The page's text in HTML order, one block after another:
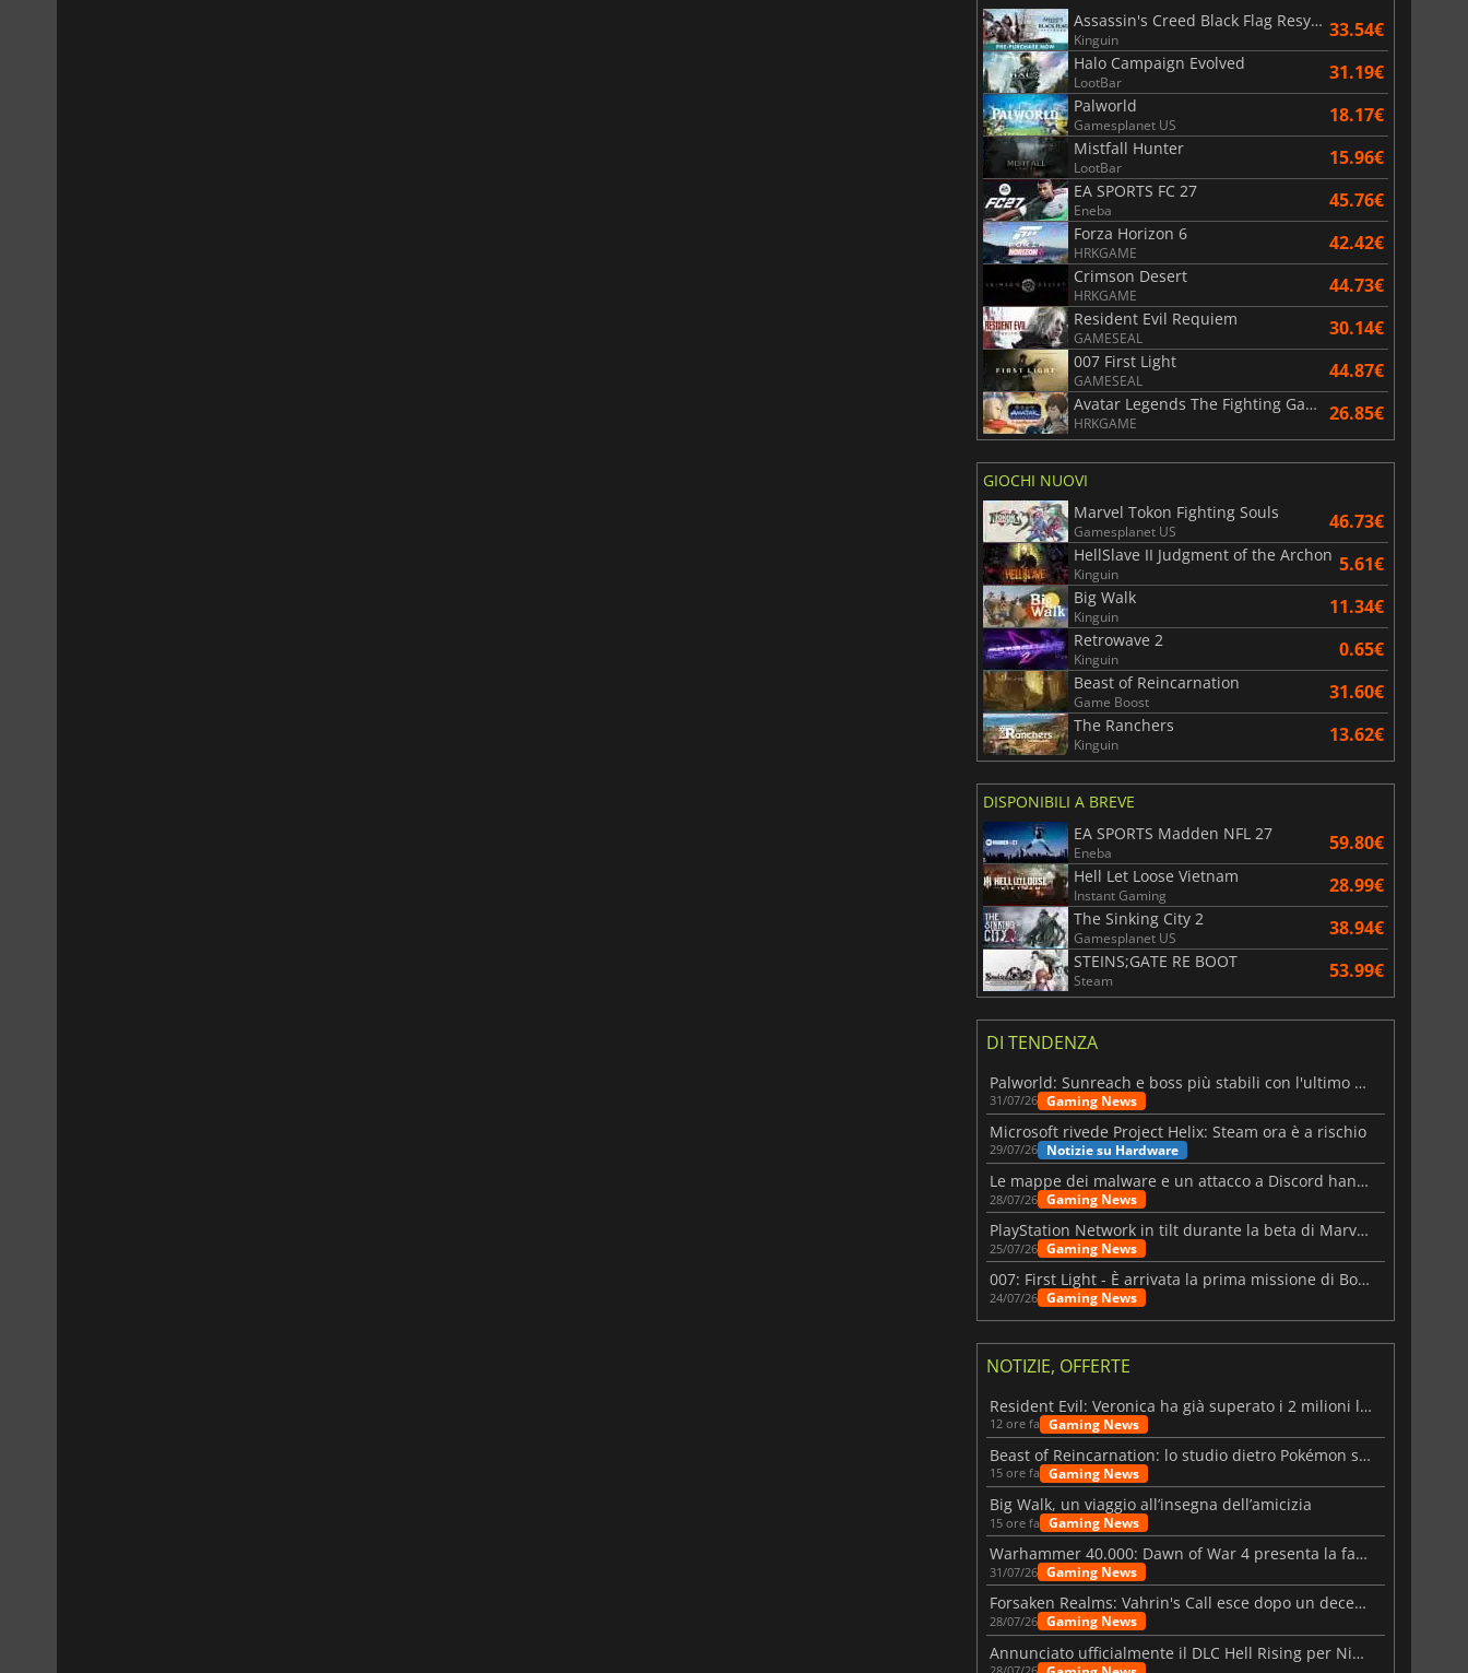
Assassin's Creed Black Flag Resynced
Kinguin 33.54€
Halo Campaign Evolved
LootBar 31.19€
Palworld
Gamesplanet US 18.17€
Mistfall Hunter
LootBar 15.96€
EA SPORTS FC 27
Eneba 45.76€
Forza Horizon 6
HRKGAME 42.42€
Crimson Desert
HRKGAME 44.73€
Resident Evil Requiem
GAMESEAL 30.14€
007 First Light
GAMESEAL 44.87€
Avatar Legends The Fighting Game
HRKGAME 26.85€
GIOCHI NUOVI
Marvel Tokon Fighting Souls
Gamesplanet US 46.73€
HellSlave II Judgment of the Archon
Kinguin 5.61€
Big Walk
Kinguin 11.34€
Retrowave 2
Kinguin 0.65€
Beast of Reincarnation
Game Boost 31.60€
The Ranchers
Kinguin 13.62€
DISPONIBILI A BREVE
EA SPORTS Madden NFL 27
Eneba 59.80€
Hell Let Loose Vietnam
Instant Gaming 28.99€
The Sinking City 2
Gamesplanet US 38.94€
STEINS;GATE RE BOOT
Steam 53.99€
DI TENDENZA
Palworld: Sunreach e boss più stabili con l'ultimo update
31/07/26 Gaming News
Microsoft rivede Project Helix: Steam ora è a rischio
29/07/26 Notizie su Hardware
Le mappe dei malware e un attacco a Discord hanno colpito Meccha Chameleon
28/07/26 Gaming News
PlayStation Network in tilt durante la beta di Marvel Tōkon
25/07/26 Gaming News
007: First Light - È arrivata la prima missione di Bond dopo il lancio
24/07/26 Gaming News
NOTIZIE, OFFERTE
Resident Evil: Veronica ha già superato i 2 milioni liste dei desideri
12 ore fa Gaming News
Beast of Reincarnation: lo studio dietro Pokémon su una nuova strada
15 ore fa Gaming News
Big Walk, un viaggio all’insegna dell’amicizia
15 ore fa Gaming News
Warhammer 40.000: Dawn of War 4 presenta la fazione dei Necron
31/07/26 Gaming News
Forsaken Realms: Vahrin's Call esce dopo un decennio di sviluppo
28/07/26 Gaming News
Annunciato ufficialmente il DLC Hell Rising per Nioh 3